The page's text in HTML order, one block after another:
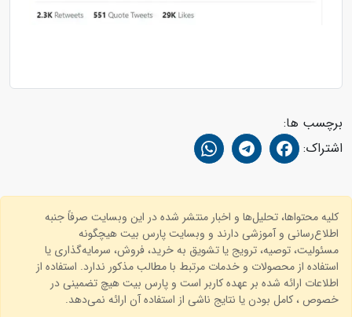
برچسب ها:
اشتراک:
کلیه محتواها، تحلیل‌ها و اخبار منتشر شده در این وبسایت صرفاً جنبه
اطلاع‌رسانی و آموزشی دارند و وبسایت پارس بیت هیچگونه
مسئولیت، توصیه، ترویج یا تشویق به خرید، فروش، سرمایه‌گذاری یا
استفاده از محصولات و خدمات مرتبط با مطالب مذکور ندارد. استفاده از
اطلاعات ارائه شده بر عهده کاربر است و پارس بیت هیچ تضمینی در
خصوص ، کامل بودن یا نتایج ناشی از استفاده آن ارائه نمی‌دهد.